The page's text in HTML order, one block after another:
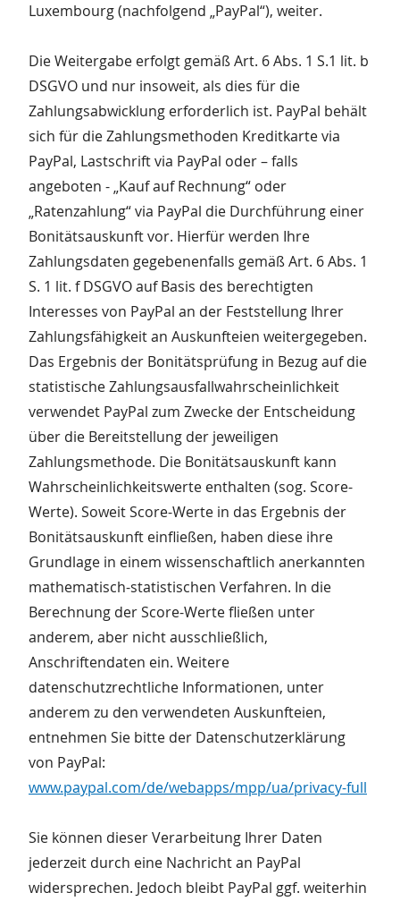
Luxembourg (nachfolgend „PayPal“), weiter.
Die Weitergabe erfolgt gemäß Art. 6 Abs. 1 S.1 lit. b
DSGVO und nur insoweit, als dies für die
Zahlungsabwicklung erforderlich ist. PayPal behält
sich für die Zahlungsmethoden Kreditkarte via
PayPal, Lastschrift via PayPal oder – falls
angeboten - „Kauf auf Rechnung“ oder
„Ratenzahlung“ via PayPal die Durchführung einer
Bonitätsauskunft vor. Hierfür werden Ihre
Zahlungsdaten gegebenenfalls gemäß Art. 6 Abs. 1
S. 1 lit. f DSGVO auf Basis des berechtigten
Interesses von PayPal an der Feststellung Ihrer
Zahlungsfähigkeit an Auskunfteien weitergegeben.
Das Ergebnis der Bonitätsprüfung in Bezug auf die
statistische Zahlungsausfallwahrscheinlichkeit
verwendet PayPal zum Zwecke der Entscheidung
über die Bereitstellung der jeweiligen
Zahlungsmethode. Die Bonitätsauskunft kann
Wahrscheinlichkeitswerte enthalten (sog. Score-
Werte). Soweit Score-Werte in das Ergebnis der
Bonitätsauskunft einfließen, haben diese ihre
Grundlage in einem wissenschaftlich anerkannten
mathematisch-statistischen Verfahren. In die
Berechnung der Score-Werte fließen unter
anderem, aber nicht ausschließlich,
Anschriftendaten ein. Weitere
datenschutzrechtliche Informationen, unter
anderem zu den verwendeten Auskunfteien,
entnehmen Sie bitte der Datenschutzerklärung
von PayPal:
www.paypal.com/de/webapps/mpp/ua/privacy-full
Sie können dieser Verarbeitung Ihrer Daten
jederzeit durch eine Nachricht an PayPal
widersprechen. Jedoch bleibt PayPal ggf. weiterhin